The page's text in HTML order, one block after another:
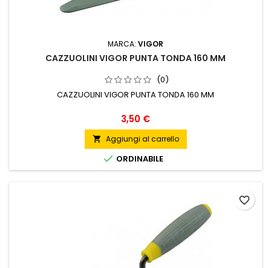
MARCA: VIGOR
CAZZUOLINI VIGOR PUNTA TONDA 160 MM
(0)
CAZZUOLINI VIGOR PUNTA TONDA 160 MM
Prezzo
3,50 €
 Aggiungi al carrello
 ORDINABILE
favorite_border